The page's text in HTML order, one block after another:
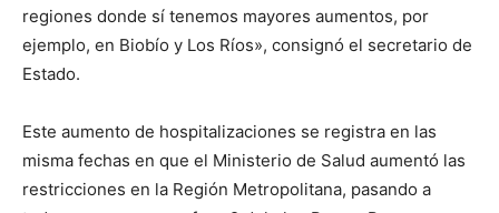
regiones donde sí tenemos mayores aumentos, por
ejemplo, en Biobío y Los Ríos», consignó el secretario de
Estado.
Este aumento de hospitalizaciones se registra en las
misma fechas en que el Ministerio de Salud aumentó las
restricciones en la Región Metropolitana, pasando a